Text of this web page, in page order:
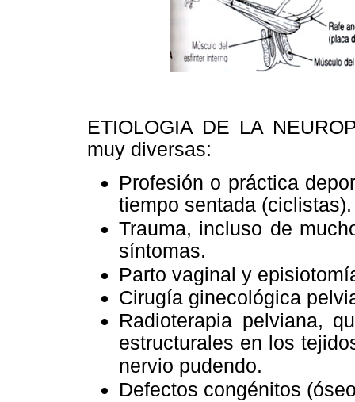
ETIOLOGIA DE LA
muy diversas:
Profesión o práctica
tiempo sentada (ciclistas).
Trauma, incluso de
síntomas.
Parto vaginal y
Cirugía ginecológica
Radioterapia pelviana,
estructurales en los
nervio pudendo.
Defectos congénitos